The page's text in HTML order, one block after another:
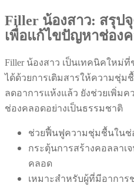
Filler น้องสาว: สรุป
เพื่อแก้ไขปัญหาช่อง
Filler น้องสาว เป็นเทคนิคใหม่
ได้ด้วยการเติมสารให้ความชุ่ม
ลดอาการแห้งแล้ว ยังช่วยเพิ่ม
ช่องคลอดอย่างเป็นธรรมชาติ
ช่วยฟื้นฟูความชุ่มชื้นในช่
กระตุ้นการสร้างคอลลาเ
คลอด
เหมาะสำหรับผู้ที่มีอากา